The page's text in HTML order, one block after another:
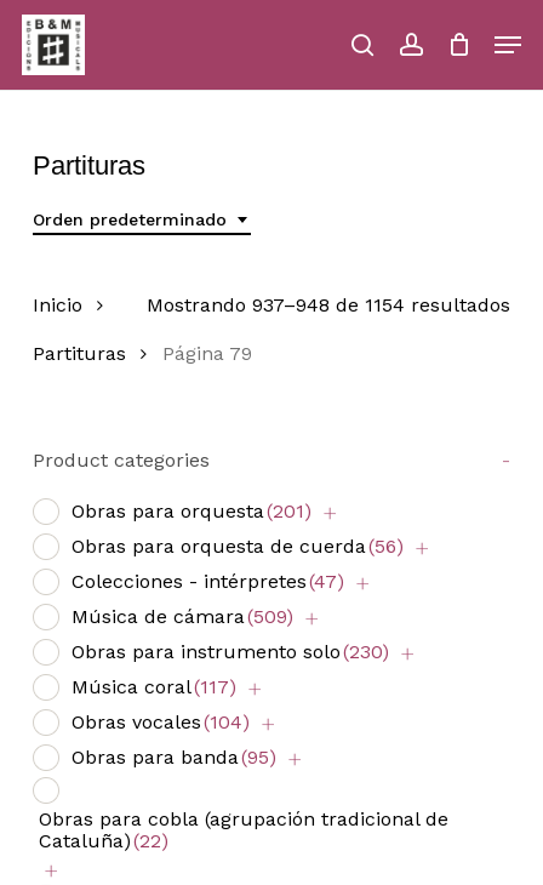
Skip
main
content
searchaccount
Close
Partituras
Orden predeterminado
Mostrando 937–948 de 1154 resultados
Inicio
Partituras Página 79
Product categories -
Obras para orquesta(201)
Obras para orquesta de cuerda(56)
Colecciones - intérpretes(47)
Música de cámara(509)
Obras para instrumento solo(230)
Música coral(117)
Obras vocales(104)
Obras para banda(95)
Obras para cobla (agrupación tradicional de
Cataluña)(22)
Menu